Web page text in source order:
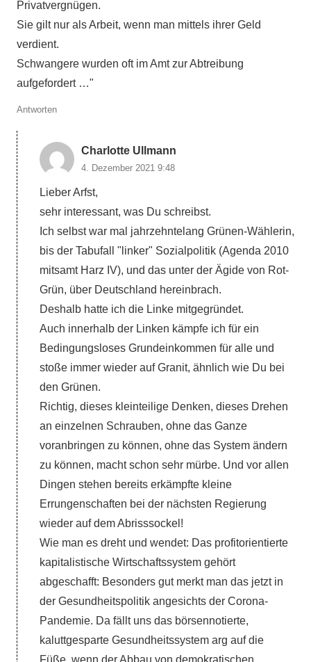
Privatvergnügen.
Sie gilt nur als Arbeit, wenn man mittels ihrer Geld
verdient.
Schwangere wurden oft im Amt zur Abtreibung
aufgefordert …"
Antworten
Charlotte Ullmann
4. Dezember 2021 9:48
Lieber Arfst,
sehr interessant, was Du schreibst.
Ich selbst war mal jahrzehntelang Grünen-Wählerin,
bis der Tabufall "linker" Sozialpolitik (Agenda 2010
mitsamt Harz IV), und das unter der Ägide von Rot-
Grün, über Deutschland hereinbrach.
Deshalb hatte ich die Linke mitgegründet.
Auch innerhalb der Linken kämpfe ich für ein
Bedingungsloses Grundeinkommen für alle und
stoße immer wieder auf Granit, ähnlich wie Du bei
den Grünen.
Richtig, dieses kleinteilige Denken, dieses Drehen
an einzelnen Schrauben, ohne das Ganze
voranbringen zu können, ohne das System ändern
zu können, macht schon sehr mürbe. Und vor allen
Dingen stehen bereits erkämpfte kleine
Errungenschaften bei der nächsten Regierung
wieder auf dem Abrisssockel!
Wie man es dreht und wendet: Das profitorientierte
kapitalistische Wirtschaftssystem gehört
abgeschafft: Besonders gut merkt man das jetzt in
der Gesundheitspolitik angesichts der Corona-
Pandemie. Da fällt uns das börsennotierte,
kaluttgesparte Gesundheitssystem arg auf die